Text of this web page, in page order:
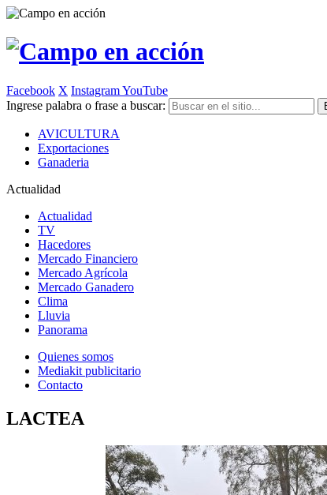
Facebook X InstagramYouTube
Ingrese palabra o frase a buscar:
AVICULTURA
Exportaciones
Ganaderia
Actualidad
Actualidad
TV
Hacedores
Mercado Financiero
Mercado Agrícola
Mercado Ganadero
Clima
Lluvia
Panorama
Quienes somos
Mediakit publicitario
Contacto
LACTEA